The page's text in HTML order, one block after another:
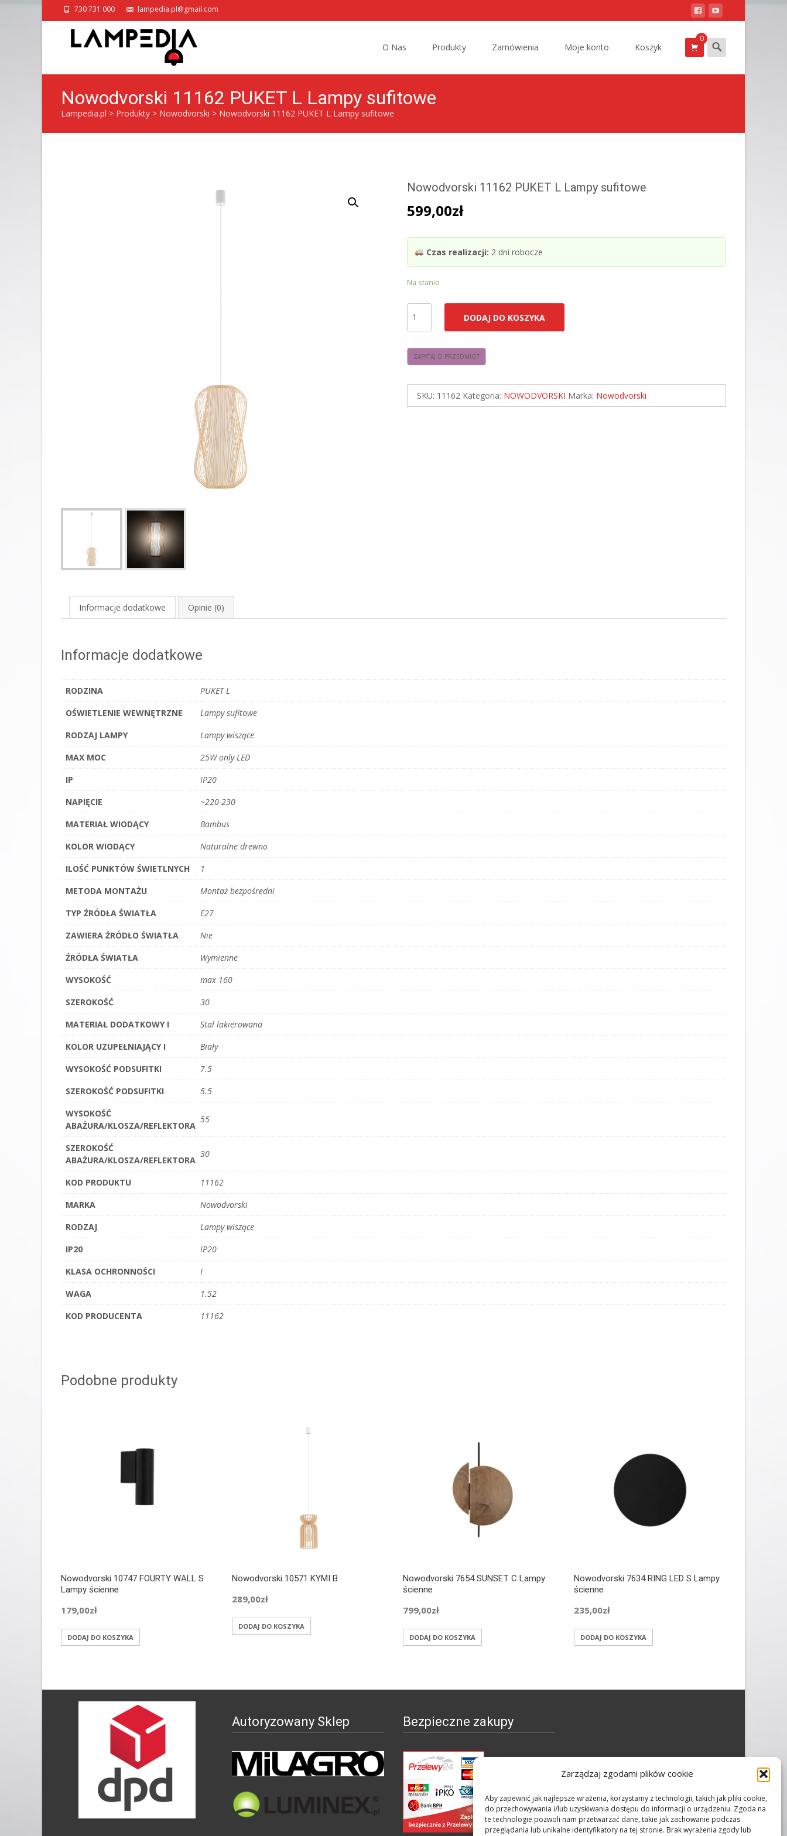
Zarządzaj zgodami plików cookie
Aby zapewnić jak najlepsze wrażenia, korzystamy z technologii, takich jak pliki cookie,
do przechowywania i/lub uzyskiwania dostępu do informacji o urządzeniu. Zgoda na
te technologie pozwoli nam przetwarzać dane, takie jak zachowanie podczas
przeglądania lub unikalne identyfikatory na tej stronie. Brak wyrażenia zgody lub
730 731 000 lampedia.pl@gmail.com
O Nas Produkty Zamówienia Moje konto Koszyk
0 Szukam
Nowodvorski 11162 PUKET L Lampy sufitowe
Lampedia.pl > Produkty > Nowodvorski > Nowodvorski 11162 PUKET L Lampy sufitowe
Nowodvorski 11162 PUKET L Lampy sufitowe
599,00zł
Czas realizacji: 2 dni robocze
Na stanie
PUKET
L
Lampy
sufitowe
DODAJ DO KOSZYKA
SKU: 11162 Kategoria: NOWODVORSKI Marka: Nowodvorski
Informacje dodatkowe Opinie (0)
Informacje dodatkowe
RODZINA
PUKET L
OŚWIETLENIE WEWNĘTRZNE
Lampy sufitowe
RODZAJ LAMPY
Lampy wiszące
MAX MOC
25W only LED
IP
IP20
NAPIĘCIE
~220-230
MATERIAŁ WIODĄCY
Bambus
KOLOR WIODĄCY
Naturalne drewno
ILOŚĆ PUNKTÓW ŚWIETLNYCH
1
METODA MONTAŻU
Montaż bezpośredni
TYP ŹRÓDŁA ŚWIATŁA
E27
ZAWIERA ŹRÓDŁO ŚWIATŁA
Nie
ŹRÓDŁA ŚWIATŁA
Wymienne
WYSOKOŚĆ
max 160
SZEROKOŚĆ
30
MATERIAŁ DODATKOWY I
Stal lakierowana
KOLOR UZUPEŁNIAJĄCY I
Biały
WYSOKOŚĆ PODSUFITKI
7.5
SZEROKOŚĆ PODSUFITKI
5.5
WYSOKOŚĆ
ABAŻURA/KLOSZA/REFLEKTORA
55
SZEROKOŚĆ
ABAŻURA/KLOSZA/REFLEKTORA
30
KOD PRODUKTU
11162
MARKA
Nowodvorski
RODZAJ
Lampy wiszące
IP20
IP20
KLASA OCHRONNOŚCI
I
WAGA
1.52
KOD PRODUCENTA
11162
Podobne produkty
Nowodvorski 10747 FOURTY WALL S
Lampy ścienne
179,00zł
DODAJ DO KOSZYKA
Nowodvorski 10571 KYMI B
289,00zł
DODAJ DO KOSZYKA
Nowodvorski 7654 SUNSET C Lampy
ścienne
799,00zł
DODAJ DO KOSZYKA
Nowodvorski 7634 RING LED S Lampy
ścienne
235,00zł
DODAJ DO KOSZYKA
Autoryzowany Sklep Bezpieczne zakupy